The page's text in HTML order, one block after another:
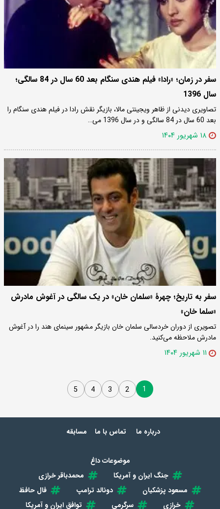
سفر در زمان؛ «رادا» فیلم هندی سنگام بعد 60 سال در 84 سالگی؛
سال 1396
تصاویری دیدنی از ظاهر ویجینتی مالا، بازیگر نقش رادا در فیلم هندی سنگام را
بعد 60 سال در 84 سالگی و در سال 1396 می…
۱۸ شهریور ۱۴۰۴
سفر به تاریخ؛ چهرۀ «سلمان خان» در یک سالگی در آغوش مادرش
«سلما خان»
تصویری از دوران خردسالی سلمان خان بازیگر مشهور سینمای هند را در آغوش
مادرش ملاحظه می‌کنید.
۱۱ شهریور ۱۴۰۴
1
2
3
4
5
درباره ما تماس با ما مسابقه
موضوعات داغ
جنگ ایران و آمریکا
محمدباقر خرازی
مسعود پزشکیان
دونالد ترامپ
فال حافظ
خرازی
سرگرمی توافق ایران و آمریکا